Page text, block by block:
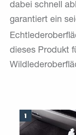
dabei schnell
garantiert ein
dieses Produkt